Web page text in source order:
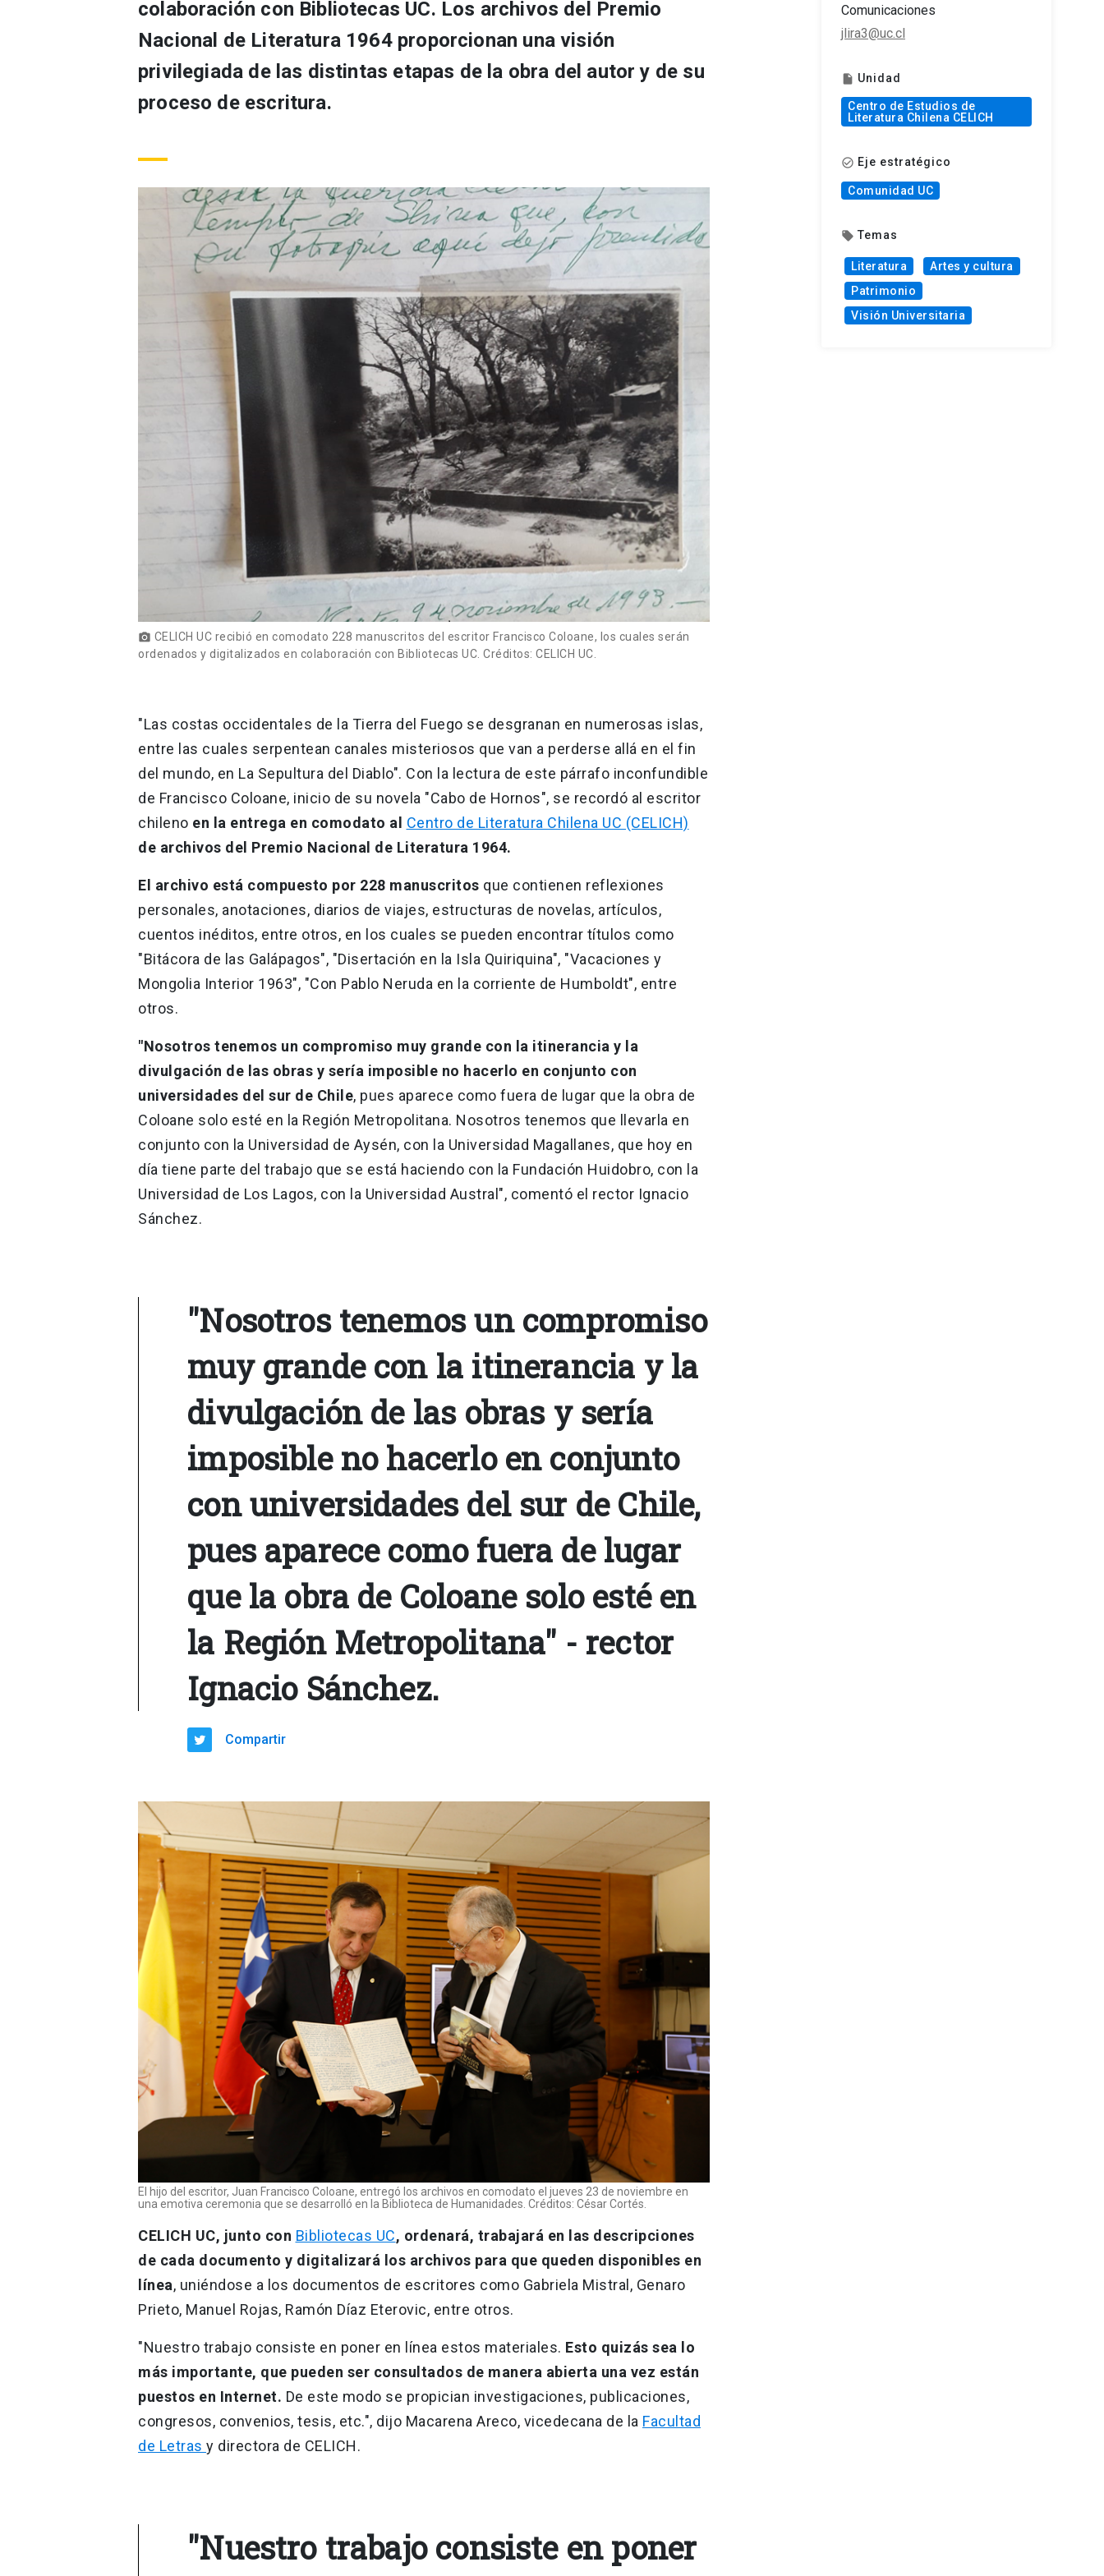
colaboración con Bibliotecas UC. Los archivos del Premio
Nacional de Literatura 1964 proporcionan una visión
privilegiada de las distintas etapas de la obra del autor y de su
proceso de escritura.
photo_camera CELICH UC recibió en comodato 228 manuscritos del escritor Francisco Coloane, los cuales serán
ordenados y digitalizados en colaboración con Bibliotecas UC. Créditos: CELICH UC.
"Las costas occidentales de la Tierra del Fuego se desgranan en numerosas islas,
entre las cuales serpentean canales misteriosos que van a perderse allá en el fin
del mundo, en La Sepultura del Diablo". Con la lectura de este párrafo inconfundible
de Francisco Coloane, inicio de su novela "Cabo de Hornos", se recordó al escritor
chileno en la entrega en comodato al Centro de Literatura Chilena UC (CELICH)
de archivos del Premio Nacional de Literatura 1964.
El archivo está compuesto por 228 manuscritos que contienen reflexiones
personales, anotaciones, diarios de viajes, estructuras de novelas, artículos,
cuentos inéditos, entre otros, en los cuales se pueden encontrar títulos como
"Bitácora de las Galápagos", "Disertación en la Isla Quiriquina", "Vacaciones y
Mongolia Interior 1963", "Con Pablo Neruda en la corriente de Humboldt", entre
otros.
"Nosotros tenemos un compromiso muy grande con la itinerancia y la
divulgación de las obras y sería imposible no hacerlo en conjunto con
universidades del sur de Chile, pues aparece como fuera de lugar que la obra de
Coloane solo esté en la Región Metropolitana. Nosotros tenemos que llevarla en
conjunto con la Universidad de Aysén, con la Universidad Magallanes, que hoy en
día tiene parte del trabajo que se está haciendo con la Fundación Huidobro, con la
Universidad de Los Lagos, con la Universidad Austral", comentó el rector Ignacio
Sánchez.
"Nosotros tenemos un compromiso
muy grande con la itinerancia y la
divulgación de las obras y sería
imposible no hacerlo en conjunto
con universidades del sur de Chile,
pues aparece como fuera de lugar
que la obra de Coloane solo esté en
la Región Metropolitana" - rector
Ignacio Sánchez.
Compartir
El hijo del escritor, Juan Francisco Coloane, entregó los archivos en comodato el jueves 23 de noviembre en
una emotiva ceremonia que se desarrolló en la Biblioteca de Humanidades. Créditos: César Cortés.
CELICH UC, junto con Bibliotecas UC, ordenará, trabajará en las descripciones
de cada documento y digitalizará los archivos para que queden disponibles en
línea, uniéndose a los documentos de escritores como Gabriela Mistral, Genaro
Prieto, Manuel Rojas, Ramón Díaz Eterovic, entre otros.
"Nuestro trabajo consiste en poner en línea estos materiales. Esto quizás sea lo
más importante, que pueden ser consultados de manera abierta una vez están
puestos en Internet. De este modo se propician investigaciones, publicaciones,
congresos, convenios, tesis, etc.", dijo Macarena Areco, vicedecana de la Facultad
de Letras y directora de CELICH.
"Nuestro trabajo consiste en poner
Comunicaciones
jlira3@uc.cl
insert_drive_file Unidad
Centro de Estudios de
Literatura Chilena CELICH
check_circle_outline Eje estratégico
Comunidad UC
local_offer Temas
Literatura
Artes y cultura
Patrimonio
Visión Universitaria